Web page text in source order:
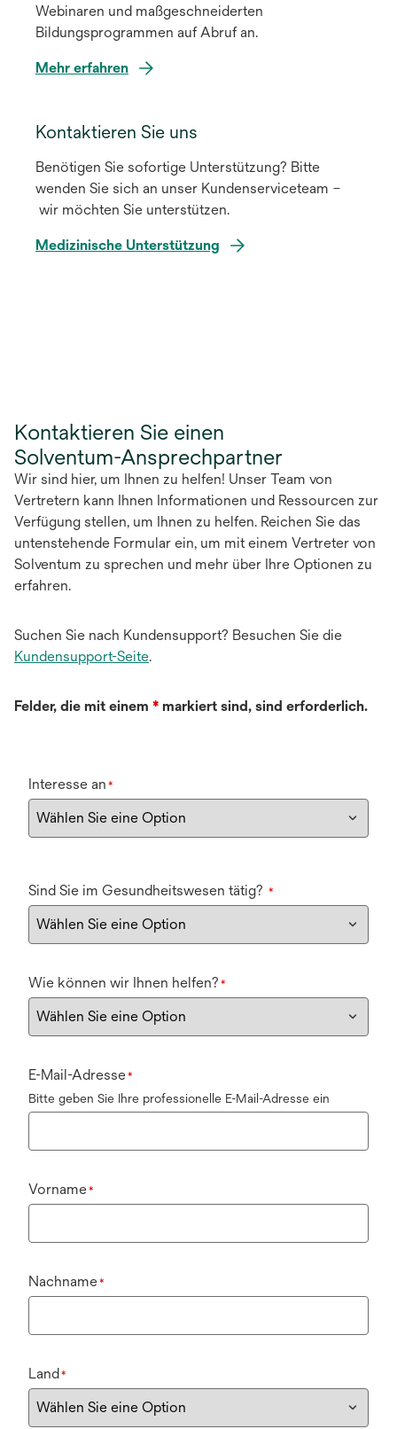
g
i
t
k
a
t
g
Webinaren und maßgeschneiderten
Bildungsprogrammen auf Abruf an.
Mehr erfahren
Kontaktieren Sie uns
Benötigen Sie sofortige Unterstützung? Bitte
wenden Sie sich an unser Kundenserviceteam –
wir möchten Sie unterstützen.
Medizinische Unterstützung
Kontaktieren Sie einen
Solventum-Ansprechpartner
Wir sind hier, um Ihnen zu helfen! Unser Team von
Vertretern kann Ihnen Informationen und Ressourcen zur
Verfügung stellen, um Ihnen zu helfen. Reichen Sie das
untenstehende Formular ein, um mit einem Vertreter von
Solventum zu sprechen und mehr über Ihre Optionen zu
erfahren.
Suchen Sie nach Kundensupport? Besuchen Sie die
Kundensupport-Seite.
Felder, die mit einem * markiert sind, sind erforderlich.
Interesse an *
Sind Sie im Gesundheitswesen tätig? *
Wie können wir Ihnen helfen? *
E-Mail-Adresse*
Bitte geben Sie Ihre professionelle E-Mail-Adresse ein
Vorname*
Nachname*
Land*